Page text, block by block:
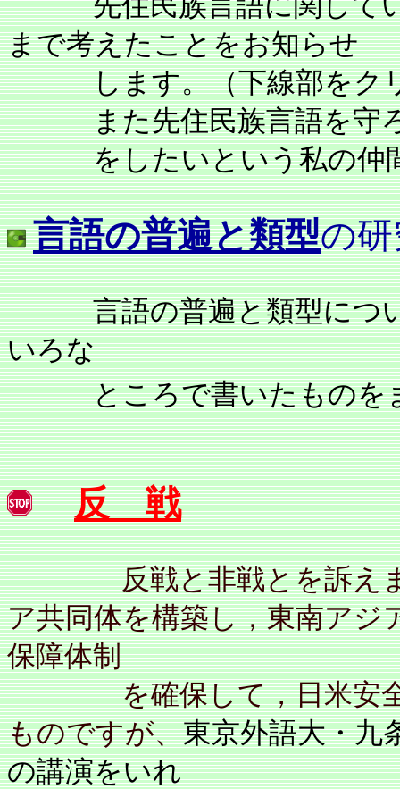
まで考えたことをお知らせ
します。（下線部をクリ
また先住民族言語を守ろ
をしたいという私の仲間
言語の普遍と類型の
言語の普遍と類型につい
いろな
ところで書いたものをま
反 戦
反戦と非戦とを訴えます
ア共同体を構築し，東南アジ
保障体制
を確保して，日米安全保
ものですが、東京外語大・九
の講演をいれ